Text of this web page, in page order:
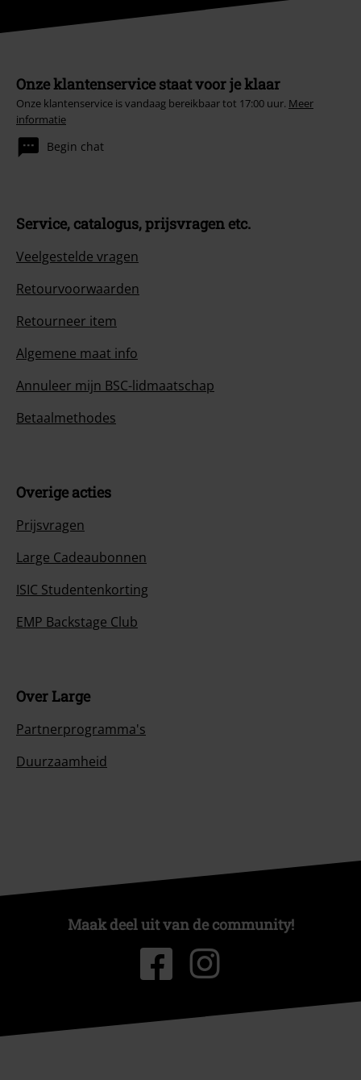
Onze klantenservice staat voor je klaar
Onze klantenservice is vandaag bereikbaar tot 17:00 uur. Meer
informatie
Begin chat
Service, catalogus, prijsvragen etc.
Veelgestelde vragen
Retourvoorwaarden
Retourneer item
Algemene maat info
Annuleer mijn BSC-lidmaatschap
Betaalmethodes
Overige acties
Prijsvragen
Large Cadeaubonnen
ISIC Studentenkorting
EMP Backstage Club
Over Large
Partnerprogramma's
Duurzaamheid
Maak deel uit van de community!